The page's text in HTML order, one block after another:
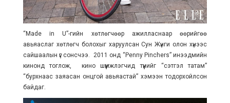
“Made in U”-гийн хөтлөгчөөр ажилласнаар өөрийгөө
авьяаслаг хөтлөгч болохыг харуулсан Сун Жүнги олон хүнээс
сайшаалын үг сонсчээ. 2011 онд “Penny Pinchers” инээдмийн
кинонд тоглож, кино шүүмжлэгчид түүнийг “сэтгэл татам”
“бурхнаас заяасан онцгой авьяастай” хэмээн тодорхойлсон
байдаг.